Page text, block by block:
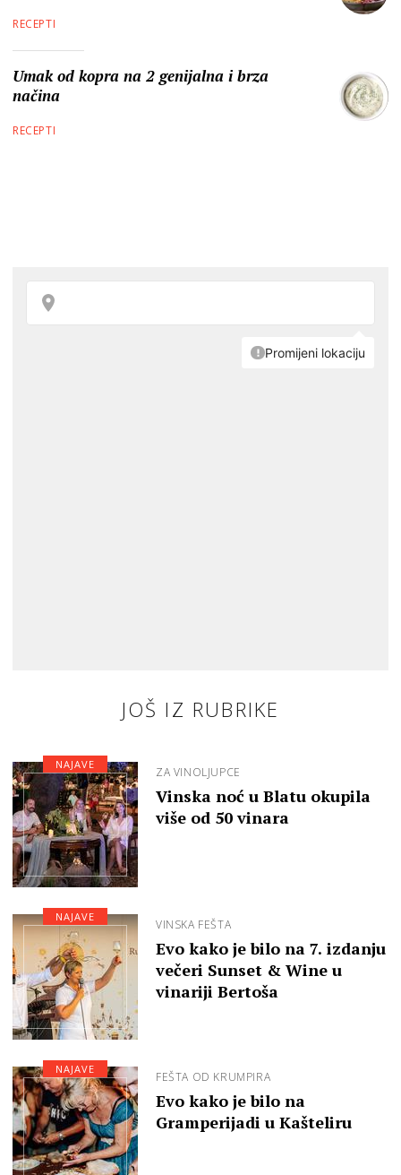
RECEPTI
Umak od kopra na 2 genijalna i brza
načina
RECEPTI
JOŠ IZ RUBRIKE
ZA VINOLJUPCE
Vinska noć u Blatu okupila
više od 50 vinara
NAJAVE
VINSKA FEŠTA
Evo kako je bilo na 7. izdanju
večeri Sunset & Wine u
vinariji Bertoša
NAJAVE
FEŠTA OD KRUMPIRA
Evo kako je bilo na
Gramperijadi u Kašteliru
NAJAVE